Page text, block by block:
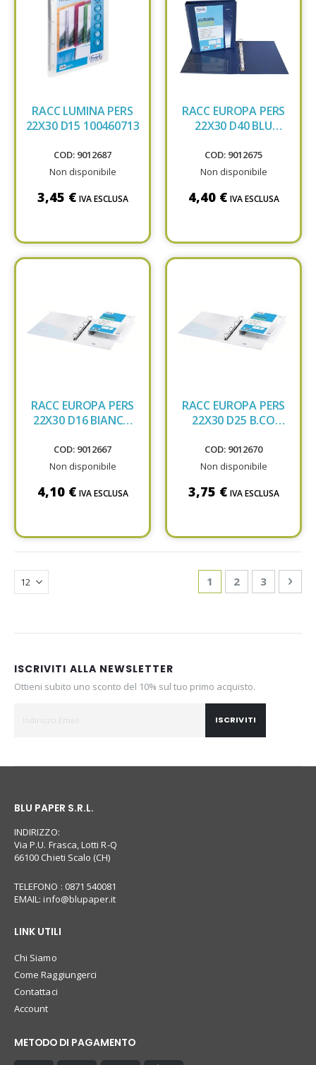
RACC LUMINA PERS
22X30 D15 100460713
COD: 9012687
Non disponibile
3,45 € IVA ESCLUSA
RACC EUROPA PERS
22X30 D40 BLU
COD: 9012675
Non disponibile
4,40 € IVA ESCLUSA
RACC EUROPA PERS
22X30 D16 BIANCO
COD: 9012667
Non disponibile
4,10 € IVA ESCLUSA
RACC EUROPA PERS
22X30 D25 B.CO
COD: 9012670
Non disponibile
3,75 € IVA ESCLUSA
Page
You're currently
1 Page
2 Page
3
ISCRIVITI ALLA NEWSLETTER
Ottieni subito uno sconto del 10% sul tuo primo acquisto.
ISCRIVITI
BLU PAPER S.R.L.
INDIRIZZO:
Via P.U. Frasca, Lotti R-Q
66100 Chieti Scalo (CH)
TELEFONO : 0871 540081
EMAIL:info@blupaper.it
LINK UTILI
Chi Siamo
Come Raggiungerci
Contattaci
Account
METODO DI PAGAMENTO